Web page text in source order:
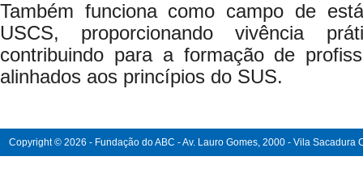
Também funciona como campo de
USCS, proporcionando vivência
contribuindo para a formação de
alinhados aos princípios do SUS.
Copyright © 2026 - Fundação do ABC - Av. Lauro Gomes, 2000 - Vila